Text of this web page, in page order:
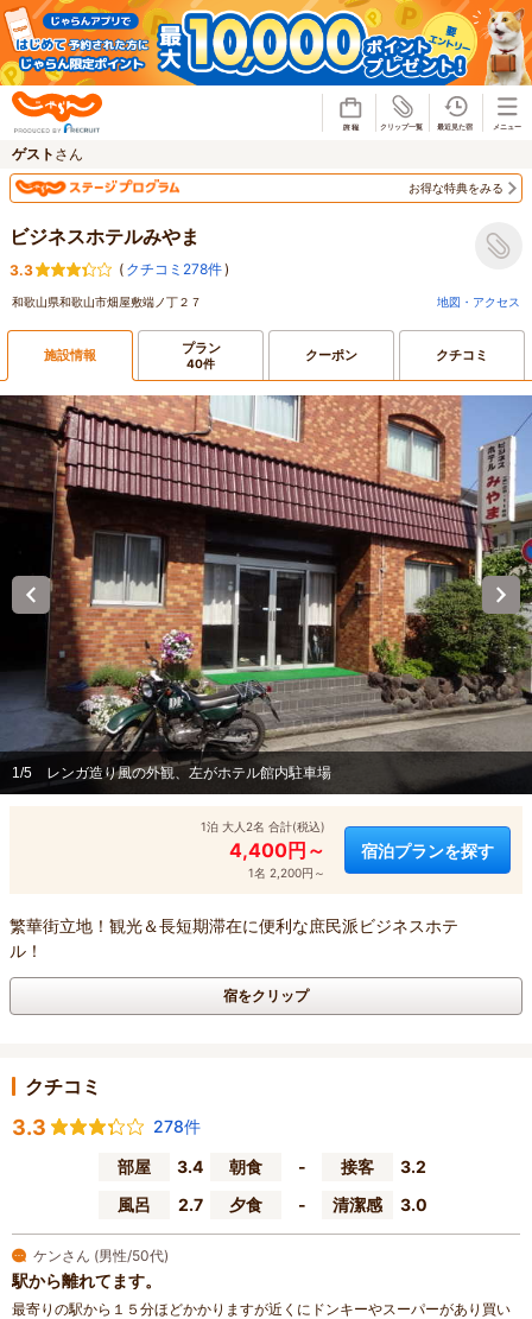
ゲスト さん
お得な特典をみる
ビジネスホテルみやま
3.3 ( クチコミ278件)
和歌山県和歌山市畑屋敷端ノ丁２７ 地図・アクセス
施設情報 プラン
40件 クーポン クチコミ
1/5 レンガ造り風の外観、左がホテル館内駐車場
1泊 大人2名 合計(税込)
4,400円～
1名 2,200円～
宿泊プランを探す
繁華街立地！観光＆長短期滞在に便利な庶民派ビジネスホテ
ル！
宿をクリップ
クチコミ
3.3
278件
部屋
3.4 朝食 - 接客
3.2
風呂
2.7 夕食 - 清潔感 3.0
ケンさん (男性/50代)
駅から離れてます。
最寄りの駅から１５分ほどかかりますが近くにドンキーやスーパーがあり買い